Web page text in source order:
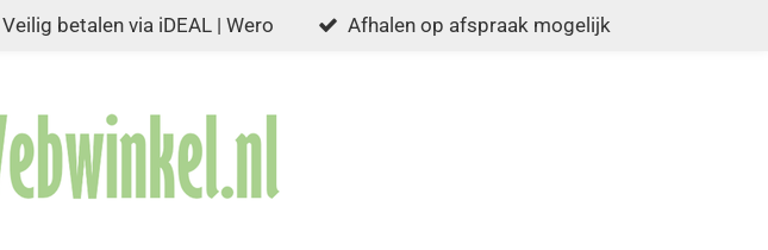
Veilig betalen via iDEAL | Wero Afhalen op afspraak mogelijk